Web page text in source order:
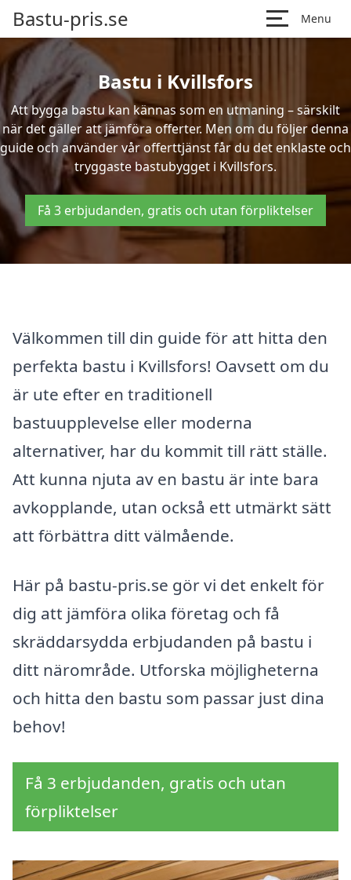
Bastu-pris.se Menu
Bastu i Kvillsfors
Att bygga bastu kan kännas som en utmaning – särskilt
när det gäller att jämföra offerter. Men om du följer denna
guide och använder vår offerttjänst får du det enklaste och
tryggaste bastubygget i Kvillsfors.
Få 3 erbjudanden, gratis och utan förpliktelser
Välkommen till din guide för att hitta den
perfekta bastu i Kvillsfors! Oavsett om du
är ute efter en traditionell
bastuupplevelse eller moderna
alternativer, har du kommit till rätt ställe.
Att kunna njuta av en bastu är inte bara
avkopplande, utan också ett utmärkt sätt
att förbättra ditt välmående.
Här på bastu-pris.se gör vi det enkelt för
dig att jämföra olika företag och få
skräddarsydda erbjudanden på bastu i
ditt närområde. Utforska möjligheterna
och hitta den bastu som passar just dina
behov!
Få 3 erbjudanden, gratis och utan
förpliktelser